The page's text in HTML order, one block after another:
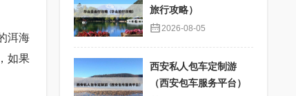
洱海
如果
旅行攻略）
2026-08-05
西安私人包车定制游
（西安包车服务平台）